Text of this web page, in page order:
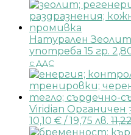
Натурален
употреба 15 гр.
с ДДС
Viridian Органичен
10,10 € / 19,75 лв.